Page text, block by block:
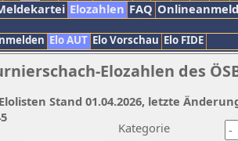
Elozahlen FAQ
Elo AUT Elo Vorschau Elo FIDE
Elozahlen des
Kategorie
Stand 01.04.2026, letzte